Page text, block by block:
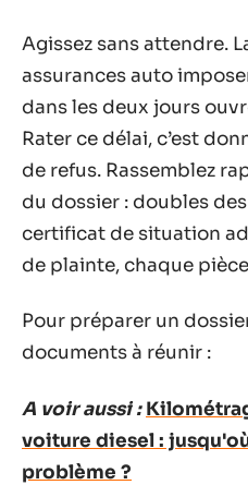
Agissez sans attendre.
assurances auto
dans les deux jours
Rater ce délai, c’est
de refus. Rassemblez
du dossier : doubles
certificat de situation
de plainte, chaque
Pour préparer un
documents à réunir :
A voir aussi :
voiture diesel :
problème ?